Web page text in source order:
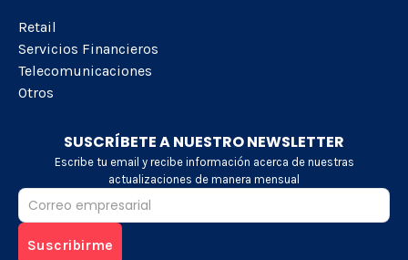
Retail
Servicios Financieros
Telecomunicaciones
Otros
SUSCRÍBETE A NUESTRO NEWSLETTER
Escribe tu email y recibe información acerca de nuestras
actualizaciones de manera mensual